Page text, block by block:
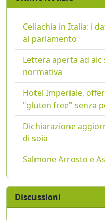
Celiachia in Italia: i
al parlamento
Lettera aperta ad aic
normativa
Hotel Imperiale,
"gluten free" senza
Dichiarazione
di soia
Salmone Arrosto e
Discussioni